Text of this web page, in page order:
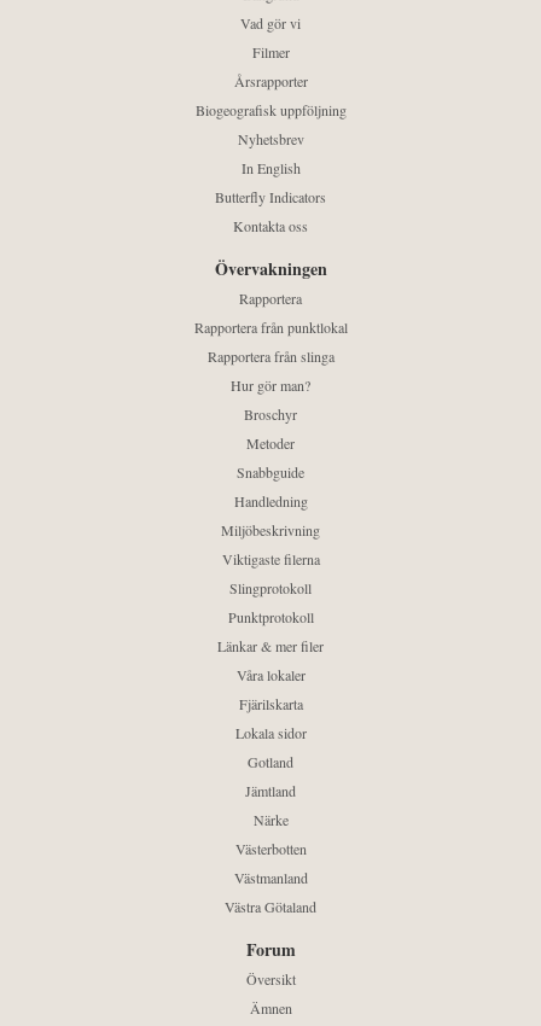
Vad gör vi
Filmer
Årsrapporter
Biogeografisk uppföljning
Nyhetsbrev
In English
Butterfly Indicators
Kontakta oss
Övervakningen
Rapportera
Rapportera från punktlokal
Rapportera från slinga
Hur gör man?
Broschyr
Metoder
Snabbguide
Handledning
Miljöbeskrivning
Viktigaste filerna
Slingprotokoll
Punktprotokoll
Länkar & mer filer
Våra lokaler
Fjärilskarta
Lokala sidor
Gotland
Jämtland
Närke
Västerbotten
Västmanland
Västra Götaland
Forum
Översikt
Ämnen